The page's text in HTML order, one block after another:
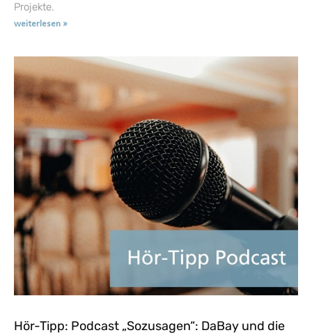
Projekte.
weiterlesen »
Hör-Tipp: Podcast „Sozusagen“: DaBay und die